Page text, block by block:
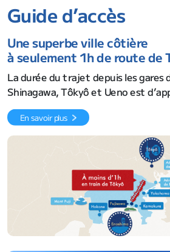
Guide d’accès
Une superbe ville côtière
à seulement 1h de route de
La durée du trajet depuis les gares
Shinagawa, Tôkyô et Ueno est
En savoir plus